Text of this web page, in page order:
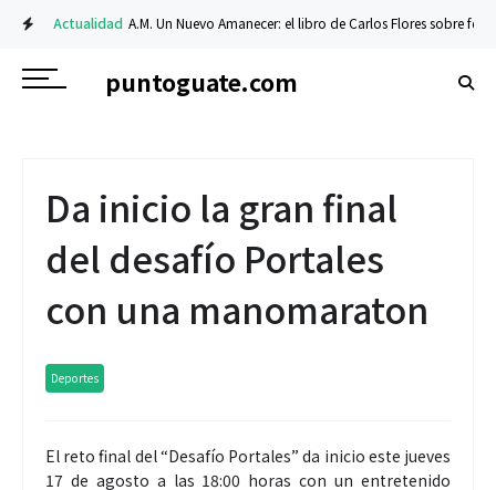
Actualidad A.M. Un Nuevo Amanecer: el libro de Carlos Flores sobre fe y
puntoguate.com
Da inicio la gran final
del desafío Portales
con una manomaraton
Deportes
El reto final del “Desafío Portales” da inicio este jueves
17 de agosto a las 18:00 horas con un entretenido